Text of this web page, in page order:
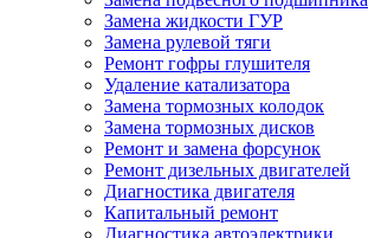
Замена жидкости ГУР
Замена рулевой тяги
Ремонт гофры глушителя
Удаление катализатора
Замена тормозных колодок
Замена тормозных дисков
Ремонт и замена форсунок
Ремонт дизельных двигателей
Диагностика двигателя
Капитальный ремонт
Диагностика автоэлектрики